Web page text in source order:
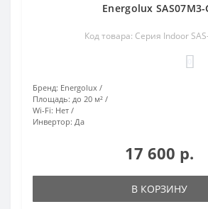
Energolux SAS07M3-
Код товара: Серия Indoor
Бренд: Energolux
Площадь: до 20 м²
Wi-Fi: Нет
Инвертор: Да
17 600 р.
В КОРЗИНУ